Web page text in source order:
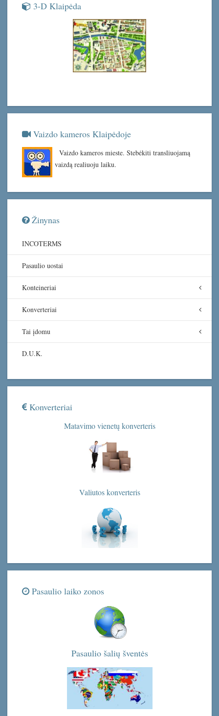
3-D Klaipėda
Vaizdo kameros Klaipėdoje
Vaizdo kameros mieste. Stebėkiti transliuojamą
vaizdą realiuoju laiku.
Žinynas
INCOTERMS
Pasaulio uostai
Konteineriai
Konverteriai
Tai įdomu
D.U.K.
Konverteriai
Matavimo vienetų konverteris
Valiutos konverteris
Pasaulio laiko zonos
Pasaulio šalių šventės